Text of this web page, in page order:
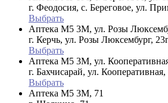
г. Феодосия, с. Береговое, ул.
Выбрать
Аптека М5 3М, ул. Розы
г. Керчь, ул. Розы Люксембург,
Выбрать
Аптека М5 3М, ул.
г. Бахчисарай, ул. Кооперативная,
Выбрать
Аптека М5 3М, 71